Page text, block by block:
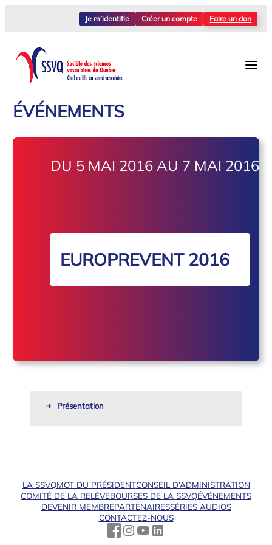
Je m’identifie Créer un compte Faire un don
ÉVÉNEMENTS
DU 5 MAI 2016 AU 7 MAI 2016
EUROPREVENT 2016
Présentation
LA SSVQMOT DU PRÉSIDENTCONSEIL D’ADMINISTRATION
COMITÉ DE LA RELÈVEBOURSES DE LA SSVQÉVÉNEMENTS
DEVENIR MEMBREPARTENAIRESSÉRIES AUDIOS
CONTACTEZ-NOUS